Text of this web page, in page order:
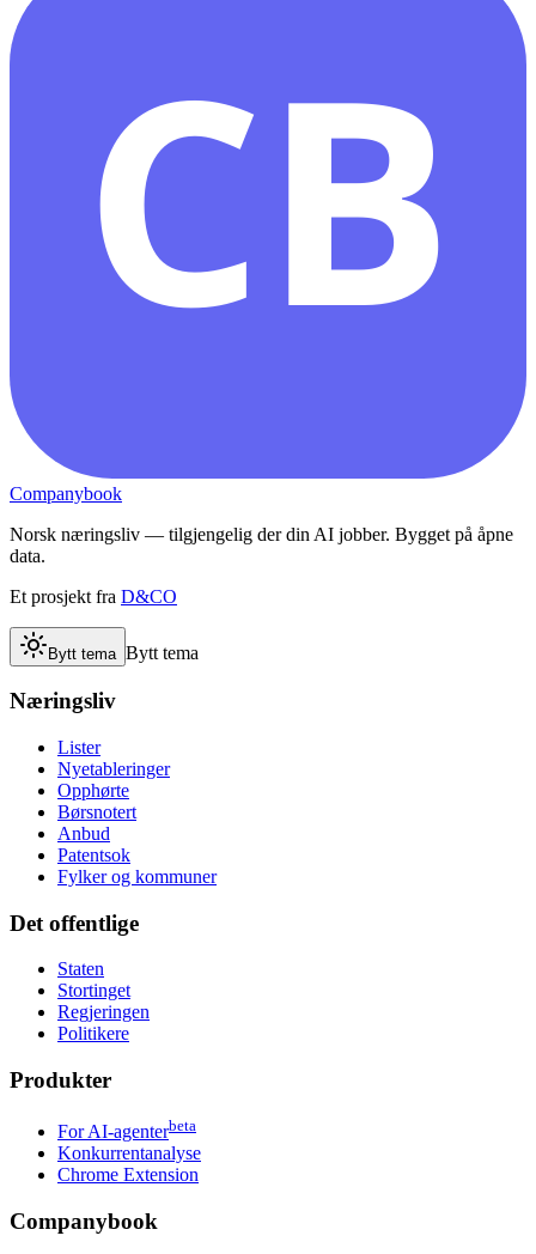
CB
Companybook
Norsk næringsliv — tilgjengelig der din AI jobber. Bygget på åpne
data.
Et prosjekt fra D&CO
Bytt tema Bytt tema
Næringsliv
Lister
Nyetableringer
Opphørte
Børsnotert
Anbud
Patentsok
Fylker og kommuner
Det offentlige
Staten
Stortinget
Regjeringen
Politikere
Produkter
For AI-agenterbeta
Konkurrentanalyse
Chrome Extension
Companybook